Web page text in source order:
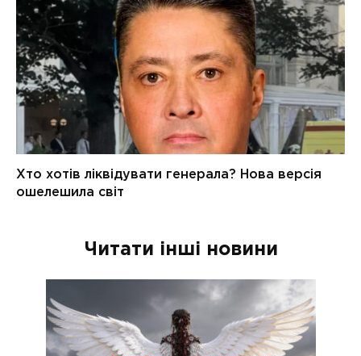
Читати інші новини